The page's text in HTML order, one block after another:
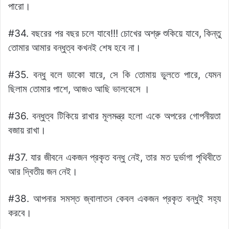
পারো।
#34. বছরের পর বছর চলে যাবে!!! চোখের অশ্রু শুকিয়ে যাবে, কিন্তু
তোমার আমার বন্ধুত্ব কখনই শেষ হবে না।
#35. বন্ধু বলে ডাকো যারে, সে কি তোমায় ভুলতে পারে, যেমন
ছিলাম তোমার পাশে, আজও আছি ভালবেসে ।
#36. বন্ধুত্ব টিকিয়ে রাখার মূলমন্ত্র হলো একে অপরের গোপনীয়তা
বজায় রাখা।
#37. যার জীবনে একজন প্রকৃত বন্ধু নেই, তার মত দুর্ভাগা পৃথিবীতে
আর দ্বিতীয় জন নেই।
#38. আপনার সমস্ত জ্বালাতন কেবল একজন প্রকৃত বন্ধুই সহ্য
করবে।